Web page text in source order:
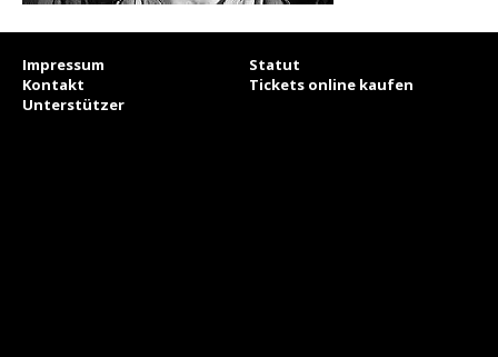
Impressum
Statut
Kontakt
Tickets online kaufen
Unterstützer